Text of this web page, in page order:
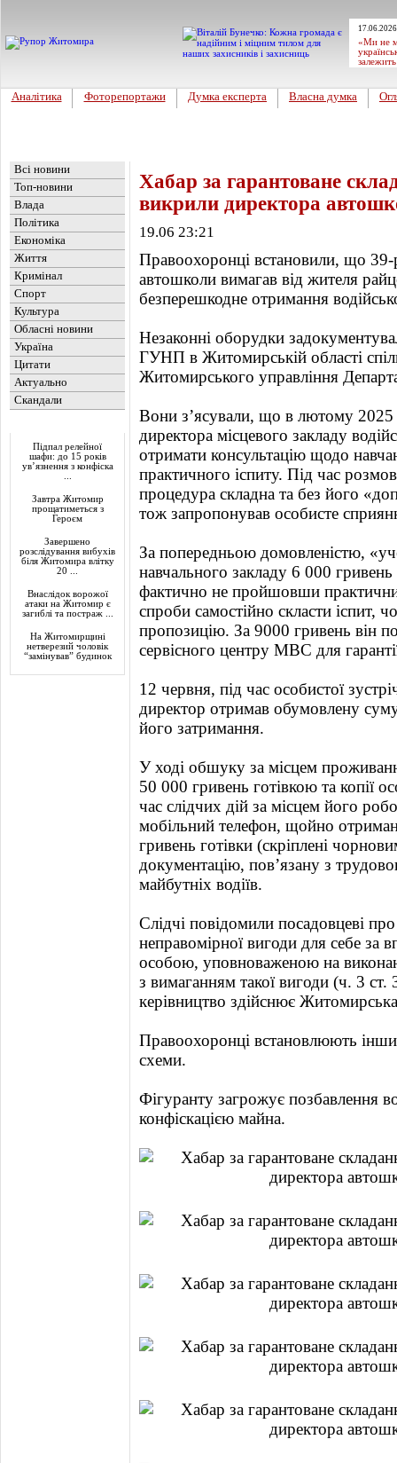
«Ми не
Аналітика Фоторепортажи Думка експерта Власна думка
Всі новини
Топ-новини
Влада
Політика
Економіка
Життя
Кримінал
Спорт
Культура
Обласні новини
Україна
Цитати
Актуально
Скандали
Підпал релейної
шафи: до 15 років
ув’язнення з конфіска
Завтра Житомир
прощатиметься з
Героєм
Завершено
розслідування вибухів
біля Житомира влітку
20 ...
Внаслідок ворожої
атаки на Житомир є
загиблі та постраж ...
На Житомирщині
нетверезий чоловік
“замінував” будинок
Хабар за гарантоване
викрили директора
19.06 23:21
Правоохоронці встановили, що 39-
автошколи вимагав від жителя
безперешкодне отримання
Незаконні оборудки
ГУНП в Житомирській області
Житомирського управління
Вони з’ясували, що в лютому 2025
директора місцевого закладу
отримати консультацію щодо
практичного іспиту. Під час
процедура складна та без його
тож запропонував особисте
За попередньою домовленістю,
навчального закладу 6 000
фактично не пройшовши
спроби самостійно скласти іспит,
пропозицію. За 9000 гривень він
сервісного центру МВС для
12 червня, під час особистої
директор отримав обумовлену
його затримання.
У ході обшуку за місцем
50 000 гривень готівкою та копії
час слідчих дій за місцем його
мобільний телефон, щойно
гривень готівки (скріплені
документацію, пов’язану з
майбутніх водіїв.
Слідчі повідомили посадовцеві
неправомірної вигоди для себе за
особою, уповноваженою на
з вимаганням такої вигоди (ч. 3
керівництво здійснює
Правоохоронці встановлюють
схеми.
Фігуранту загрожує позбавлення
конфіскацією майна.